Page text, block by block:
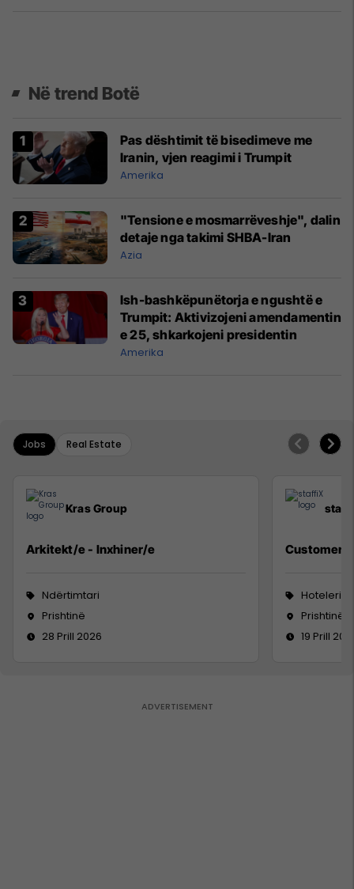
Në trend Botë
Pas dështimit të bisedimeve me
Iranin, vjen reagimi i Trumpit
Amerika
"Tensione e mosmarrëveshje", dalin
detaje nga takimi SHBA-Iran
Azia
Ish-bashkëpunëtorja e ngushtë e
Trumpit: Aktivizojeni amendamentin
e 25, shkarkojeni presidentin
Amerika
Jobs Real Estate
Kras Group
Arkitekt/e - Inxhiner/e
Ndërtimtari
Prishtinë
28 Prill 2026
Customer
Hoteleri
Prishtinë
19 Prill